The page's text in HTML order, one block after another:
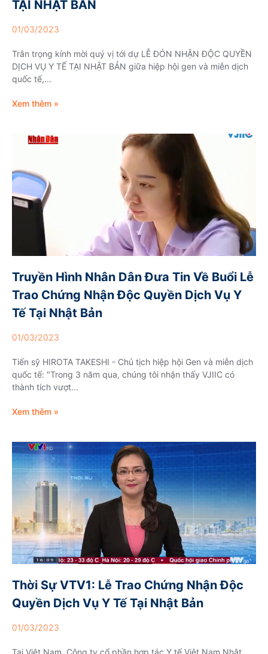
TẠI NHẬT BẢN
01/03/2023
Trân trọng kính mời quý vị tới dự LỄ ĐÓN NHẬN ĐỘC QUYỀN
DỊCH VỤ Y TẾ TẠI NHẬT BẢN giữa hiệp hội gen và miễn dịch
quốc tế,...
Xem thêm »
Truyền Hình Nhân Dân Đưa Tin Về Buổi Lễ
Trao Chứng Nhận Độc Quyền Dịch Vụ Y
Tế Tại Nhật Bản
01/03/2023
Tiến sỹ HIROTA TAKESHI - Chủ tịch hiệp hội Gen và miễn dịch
quốc tế: "Trong 3 năm qua, chúng tôi nhận thấy VJIIC có
thành tích vượt...
Xem thêm »
Thời Sự VTV1: Lễ Trao Chứng Nhận Độc
Quyền Dịch Vụ Y Tế Tại Nhật Bản
01/03/2023
Tại Việt Nam, Công ty cổ phần hợp tác Y tế Việt Nam Nhật